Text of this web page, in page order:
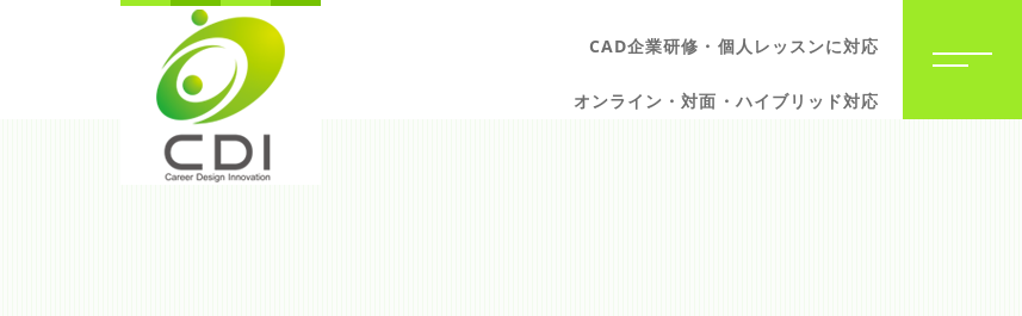
CAD企業研修・個人レッスンに対応
オンライン・対面・ハイブリッド対応